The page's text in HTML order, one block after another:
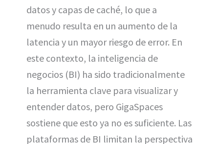
datos y capas de caché, lo que a
menudo resulta en un aumento de la
latencia y un mayor riesgo de error. En
este contexto, la inteligencia de
negocios (BI) ha sido tradicionalmente
la herramienta clave para visualizar y
entender datos, pero GigaSpaces
sostiene que esto ya no es suficiente. Las
plataformas de BI limitan la perspectiva